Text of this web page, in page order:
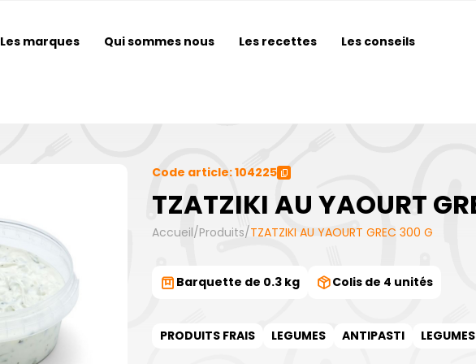
Les marques Qui sommes nous Les recettes Les conseils
Code article: 104225
TZATZIKI AU YAOURT
Accueil/Produits/TZATZIKI AU YAOURT GREC 300 G
Barquette de 0.3 kg Colis de 4 unités
PRODUITS FRAIS LEGUMES ANTIPASTI LEGUMES